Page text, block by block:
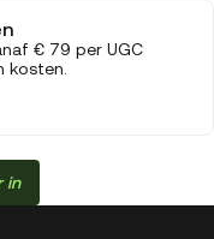
€ 79 per UGC
kosten.
in